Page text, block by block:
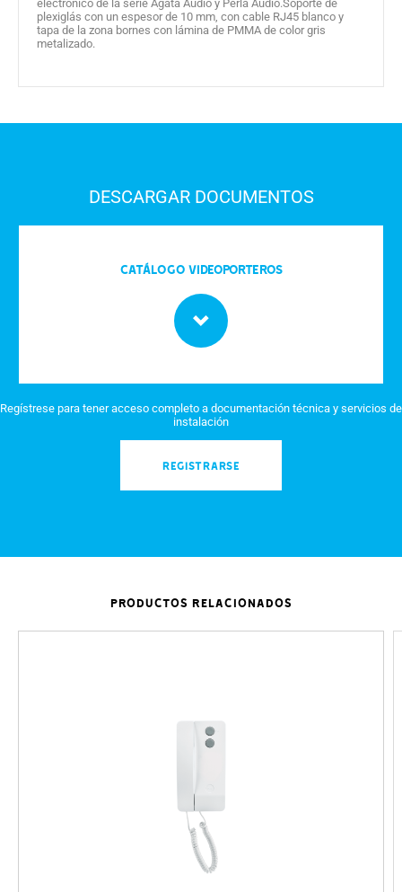
electrónico de la serie Agata Audio y Perla Audio.Soporte de
plexiglás con un espesor de 10 mm, con cable RJ45 blanco y
tapa de la zona bornes con lámina de PMMA de color gris
metalizado.
DESCARGAR DOCUMENTOS
Catálogo Videoporteros
Regístrese para tener acceso completo a documentación técnica y servicios de
instalación
REGISTRARSE
PRODUCTOS RELACIONADOS